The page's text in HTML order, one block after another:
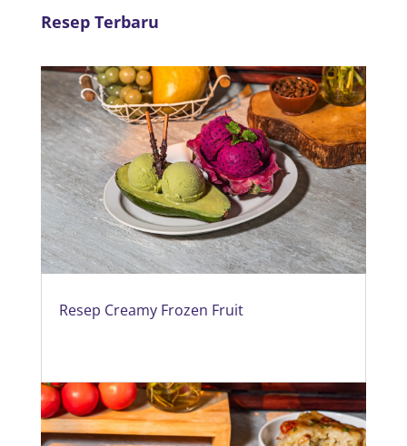
Resep Terbaru
Resep Creamy Frozen Fruit